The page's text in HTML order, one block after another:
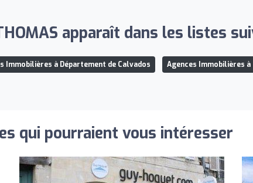
apparaît dans les listes
Immobilières à Département de Calvados Agences Immobilières à
qui pourraient vous intéresser